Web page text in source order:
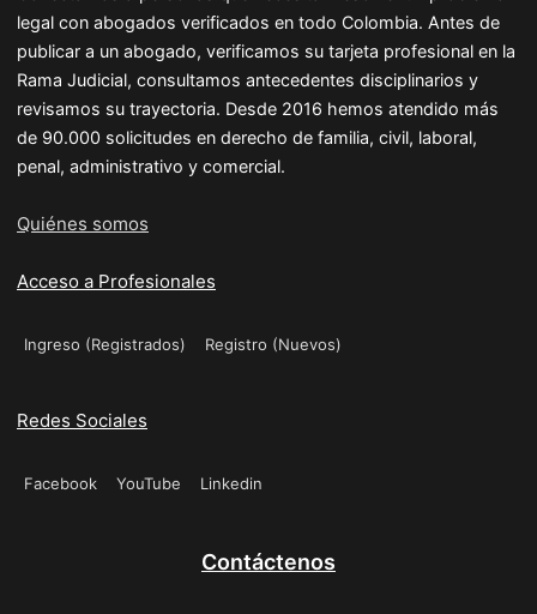
legal con abogados verificados en todo Colombia. Antes de
publicar a un abogado, verificamos su tarjeta profesional en la
Rama Judicial, consultamos antecedentes disciplinarios y
revisamos su trayectoria. Desde 2016 hemos atendido más
de 90.000 solicitudes en derecho de familia, civil, laboral,
penal, administrativo y comercial.
Quiénes somos
Acceso a Profesionales
Ingreso (Registrados) Registro (Nuevos)
Redes Sociales
Facebook YouTube Linkedin
Contáctenos